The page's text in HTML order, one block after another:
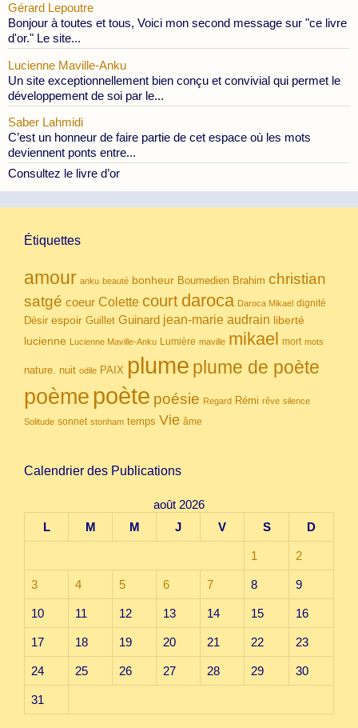
Gérard Lepoutre
Bonjour à toutes et tous, Voici mon second message sur "ce livre
d'or." Le site...
Lucienne Maville-Anku
Un site exceptionnellement bien conçu et convivial qui permet le
développement de soi par le...
Saber Lahmidi
C’est un honneur de faire partie de cet espace où les mots
deviennent ponts entre...
Consultez le livre d’or
Étiquettes
amour anku beauté bonheur Boumedien Brahim christian
satgé coeur Colette court daroca Daroca Mikael dignité
Désir espoir Guillet Guinard jean-marie audrain liberté
lucienne Lucienne Maville-Anku Lumière maville mikael mort mots
nature. nuit odile PAIX plume plume de poète
poème poète poésie Regard Rémi rêve silence
Solitude sonnet stonham temps Vie âme
Calendrier des Publications
août 2026
L
M M J V S D
1 2
3 4 5 6 7 8 9
10 11 12 13 14 15 16
17 18 19 20 21 22 23
24 25 26 27 28 29 30
31